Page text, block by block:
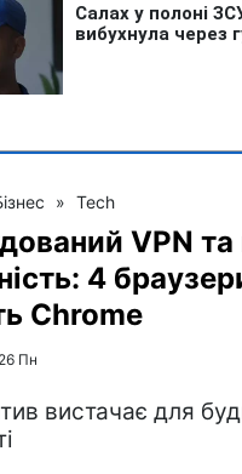
» Tech
VPN та
4
Chrome
Пн
вистачає для